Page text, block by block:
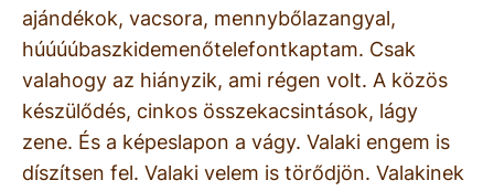
ajándékok, vacsora, mennybőlazangyal,
húúúúbaszkidemenőtelefontkaptam. Csak
valahogy az hiányzik, ami régen volt. A közös
készülődés, cinkos összekacsintások, lágy
zene. És a képeslapon a vágy. Valaki engem is
díszítsen fel. Valaki velem is törődjön. Valakinek